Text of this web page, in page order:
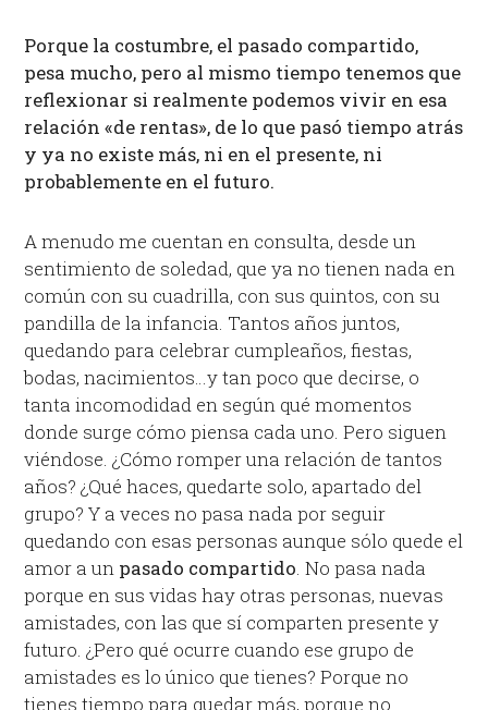
Porque la costumbre, el pasado compartido,
pesa mucho, pero al mismo tiempo tenemos que
reflexionar si realmente podemos vivir en esa
relación «de rentas», de lo que pasó tiempo atrás
y ya no existe más, ni en el presente, ni
probablemente en el futuro.
A menudo me cuentan en consulta, desde un
sentimiento de soledad, que ya no tienen nada en
común con su cuadrilla, con sus quintos, con su
pandilla de la infancia. Tantos años juntos,
quedando para celebrar cumpleaños, fiestas,
bodas, nacimientos…y tan poco que decirse, o
tanta incomodidad en según qué momentos
donde surge cómo piensa cada uno. Pero siguen
viéndose. ¿Cómo romper una relación de tantos
años? ¿Qué haces, quedarte solo, apartado del
grupo? Y a veces no pasa nada por seguir
quedando con esas personas aunque sólo quede el
amor a un pasado compartido. No pasa nada
porque en sus vidas hay otras personas, nuevas
amistades, con las que sí comparten presente y
futuro. ¿Pero qué ocurre cuando ese grupo de
amistades es lo único que tienes? Porque no
tienes tiempo para quedar más, porque no